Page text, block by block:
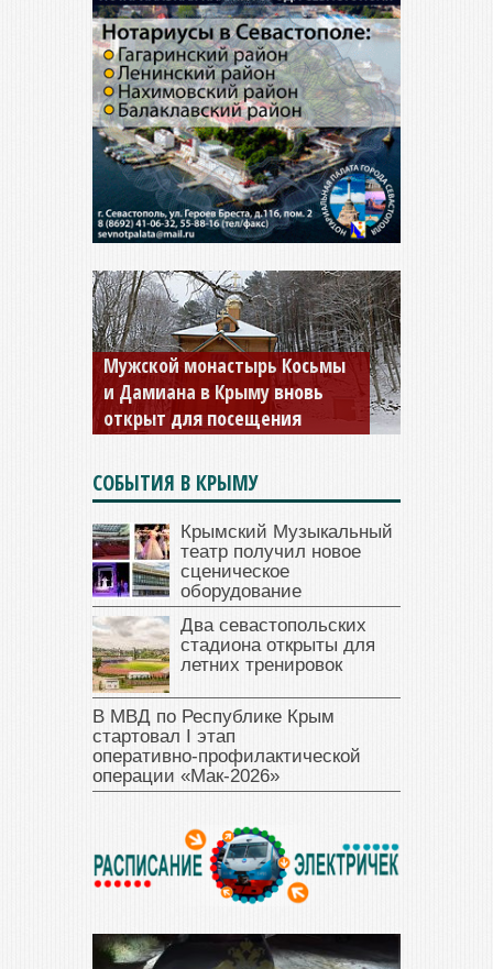
Мужской монастырь Косьмы
и Дамиана в Крыму вновь
открыт для посещения
СОБЫТИЯ В КРЫМУ
Крымский Музыкальный
театр получил новое
сценическое
оборудование
Два севастопольских
стадиона открыты для
летних тренировок
В МВД по Республике Крым
стартовал I этап
оперативно‑профилактической
операции «Мак‑2026»